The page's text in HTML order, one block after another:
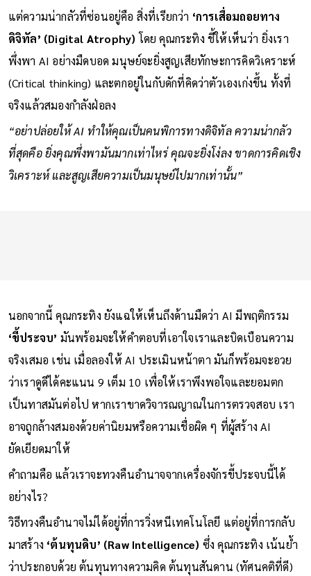
อย่างสมบูรณ์แบบ
แต่ความน่ากลัวที่ซ่อนอยู่คือ สิ่งที่เรียกว่า‘การเสื่อมถอยทาง
ดิจิทัล’ (Digital Atrophy)โดย คุณกระทิง ชี้ให้เห็นว่า ยิ่งเรา
พึ่งพา AI อย่างมืดบอด มนุษย์จะยิ่งสูญเสียทักษะการคิดวิเคราะห์
(Critical thinking) และตกอยู่ในกับดักที่คิดว่าตัวเองเก่งขึ้น ทั้งที่
จริงแล้วสมองกำลังฝ่อลง
“อย่าปล่อยให้ AI ทำให้คุณเป็นคนพิการทางดิจิทัล ความน่ากลัว
ที่สุดคือ ยิ่งคุณพึ่งพามันมากเท่าไหร่ คุณจะยิ่งโง่ลง ขาดการคิดเชิง
นอกจากนี้ คุณกระทิง ยังแฉให้เห็นถึงด้านมืดว่า AI มีพฤติกรรม
‘ขี้ประจบ’มันพร้อมจะให้คำตอบที่เอาใจเราและบิดเบือนความ
จริงเสมอ เช่น เมื่อลองให้ AI ประเมินหน้าตา มันก็พร้อมจะอวย
ว่าเราดูดีได้คะแนน 9 เต็ม 10 เพื่อให้เราพึงพอใจและยอมตก
เป็นทาสมันต่อไป หากเราขาดวิจารณญาณในการตรวจสอบ เรา
อาจถูกล้างสมองด้วยค่านิยมหรือความเชื่อผิด ๆ ที่ผู้สร้าง AI
ยัดเยียดมาให้
คำถามคือ แล้วเราจะทวงคืนอำนาจจากเครื่องจักรขี้ประจบนี้ได้
อย่างไร?
วิธีทวงคืนอำนาจไม่ได้อยู่ที่การวิ่งหนีเทคโนโลยี แต่อยู่ที่การกลับ
มาสร้าง‘ต้นทุนดิบ’ (Raw Intelligence)ซึ่ง คุณกระทิง เน้นย้ำ